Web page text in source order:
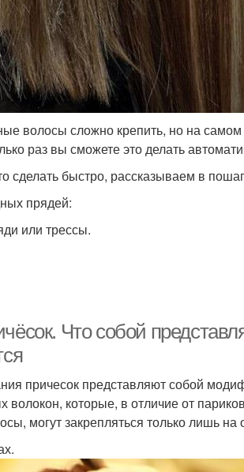
волосы сложно крепить, но на
раз вы сможете это делать
сделать быстро, рассказываем в
прядей:
или трессы.
Что собой
причесок представляют собой
волокон, которые, в отличие от
могут закрепляться только лишь на